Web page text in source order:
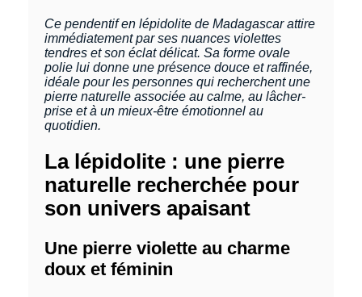
Ce pendentif en lépidolite de Madagascar attire
immédiatement par ses nuances violettes
tendres et son éclat délicat. Sa forme ovale
polie lui donne une présence douce et raffinée,
idéale pour les personnes qui recherchent une
pierre naturelle associée au calme, au lâcher-
prise et à un mieux-être émotionnel au
quotidien.
La lépidolite : une pierre
naturelle recherchée pour
son univers apaisant
Une pierre violette au charme
doux et féminin